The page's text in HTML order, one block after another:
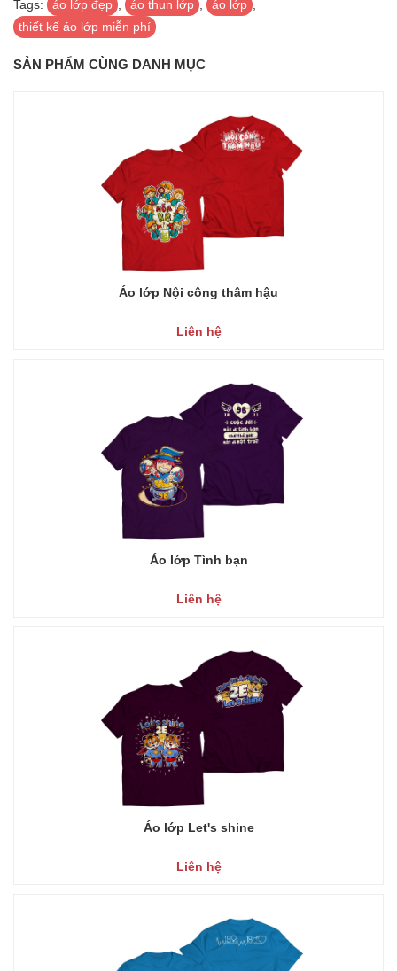
Tags: áo lớp đẹp áo thun lớp áo lớp
thiết kế áo lớp miễn phí
SẢN PHẨM CÙNG DANH MỤC
Áo lớp Nội công thâm hậu
Liên hệ
Áo lớp Tình bạn
Liên hệ
Áo lớp Let's shine
Liên hệ